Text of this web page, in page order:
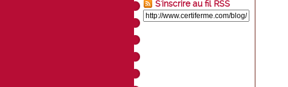
S'inscrire au fil RSS